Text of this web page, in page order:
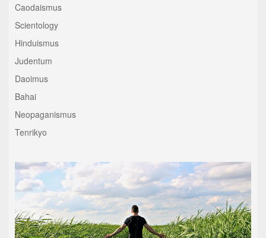
Caodaismus
Scientology
Hinduismus
Judentum
Daoimus
Bahai
Neopaganismus
Tenrikyo